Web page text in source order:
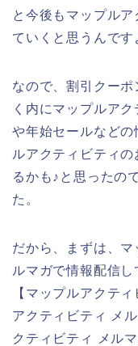
と今後もマップル
ていくと思うんです
なので、割引クー
く内にマップルア
や年始セールなど
ルアクティビティ
るかも♪と思ったの
た。
だから、まずは、
ルマガで情報配信し
【マップルアクテ
アクティビティ メ
クティビティ メル